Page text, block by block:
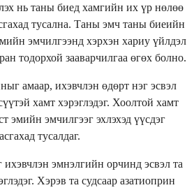
нь таны биед хамгийн их үр нөлөө
тусална. Таны эмч таны биеийн
эмчилгээнд хэрхэн хариу үйлдэл
тодорхой зааварчилгаа өгөх болно.
амаар, ихэвчлэн өдөрт нэг эсвэл
хамт хэрэглэдэг. Хоолтой хамт
эмийн эмчилгээг эхлэхэд үүсдэг
тусалдаг.
ихэвчлэн эмнэлгийн орчинд эсвэл та
Хэрэв та судсаар азатиоприн